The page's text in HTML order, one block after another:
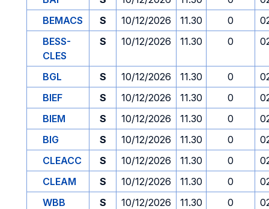
BEMACS
S 10/12/2026 11.30 0
BESS-
CLES
S 10/12/2026 11.30 0
BGL S 10/12/2026 11.30 0
BIEF
S 10/12/2026 11.30 0
BIEM
S 10/12/2026 11.30 0
BIG
S 10/12/2026 11.30 0
CLEACC
S 10/12/2026 11.30 0
CLEAM
S 10/12/2026 11.30 0
WBB
S 10/12/2026 11.30 0